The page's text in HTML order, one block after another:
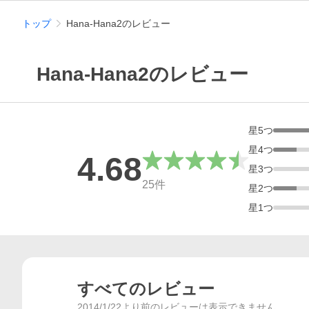
トップ Hana-Hana2のレビュー
Hana-Hana2のレビュー
総合評価
4.6825件
星5つ
星4つ
星3つ
星2つ
星1つ
すべてのレビュー